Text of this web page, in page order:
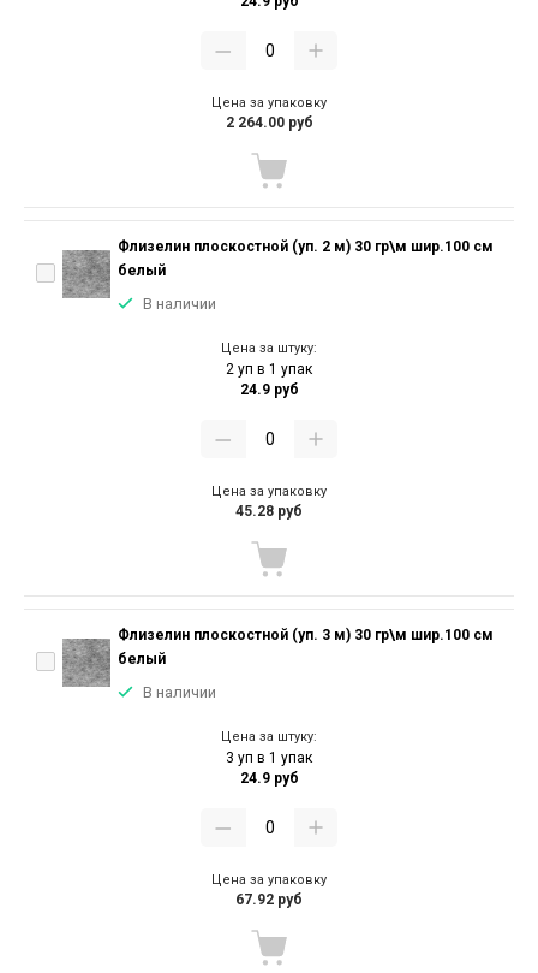
Цена за упаковку
2 264.00 руб
Флизелин плоскостной (уп. 2 м) 30 гр\м шир.100 см
белый
В наличии
Цена за штуку:
2 уп в 1 упак
24.9 руб
Цена за упаковку
45.28 руб
Флизелин плоскостной (уп. 3 м) 30 гр\м шир.100 см
белый
В наличии
Цена за штуку:
3 уп в 1 упак
24.9 руб
Цена за упаковку
67.92 руб